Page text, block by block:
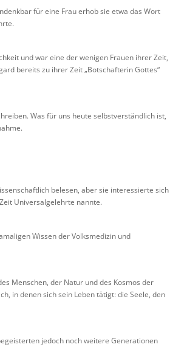
für eine Frau erhob sie etwa das Wort
und war eine der wenigen Frauen ihrer Zeit,
bereits zu ihrer Zeit „Botschafterin Gottes“
Was für uns heute selbstverständlich ist,
belesen, aber sie interessierte sich
Universalgelehrte nannte.
Wissen der Volksmedizin und
Menschen, der Natur und des Kosmos der
in denen sich sein Leben tätigt: die Seele, den
jedoch noch weitere Generationen